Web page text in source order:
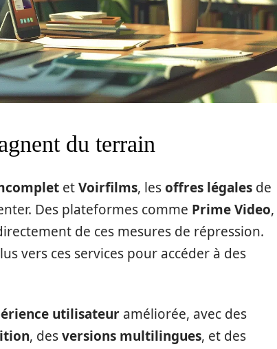
du terrain
etVoirfilms, lesoffres légales de
Des plateformes comme Prime Video,
de ces mesures de répression.
vers ces services pour accéder à des
utilisateur améliorée, avec des
, desversions multilingues, et des